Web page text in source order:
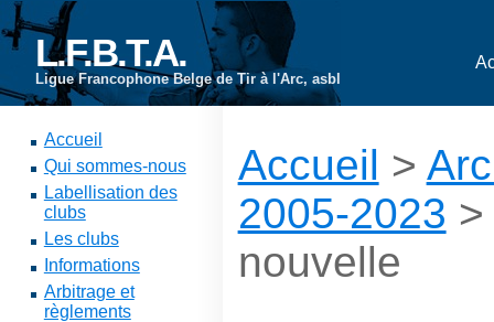
L.F.B.T.A.
Ligue Francophone Belge de Tir à l'Arc, asbl
Accueil
Qui sommes-nous
Labellisation des
clubs
Les clubs
Informations
Arbitrage et
règlements
Accueil >
2005-2023
nouvelle